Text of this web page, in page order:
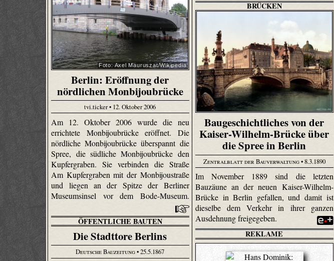
Foto: Axel Mauruszat/Wikipedia
Berlin: Eröffnung der
nördlichen Monbijoubrücke
tvi.ticker • 12. Oktober 2006
Am 12. Oktober 2006 wurde die neu
errichtete Monbijoubrücke eröffnet. Die
nördliche Monbijoubrücke überspannt die
Spree, die südliche Monbijoubrücke den
Kupfergraben. Sie verbinden die Straße
Am Kupfergraben mit der Monbijoustraße
und liegen an der Spitze der Berliner
Museumsinsel vor dem Bode-Museum.
BRÜCKEN
Baugeschichtliches von der
Kaiser-Wilhelm-Brücke über
die Spree in Berlin
Zentralblatt der Bauverwaltung• 8.3.1890
Im November 1889 sind die letzten
Bauzäune an der neuen Kaiser-Wilhelm-
Brücke in Berlin gefallen, und damit ist
dieselbe dem Verkehr in ihrer ganzen
Ausdehnung freigegeben.
ÖFFENTLICHE BAUTEN
Die Stadttore Berlins
Deutsche Bauzeitung• 25.5.1867
REKLAME